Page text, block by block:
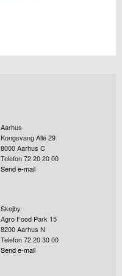
Aarhus
Kongsvang Allé 29
8000Aarhus C
Telefon 72 20 20 00
Send e-mail
Skejby
Agro Food Park 15
8200Aarhus N
Telefon 72 20 30 00
Send e-mail